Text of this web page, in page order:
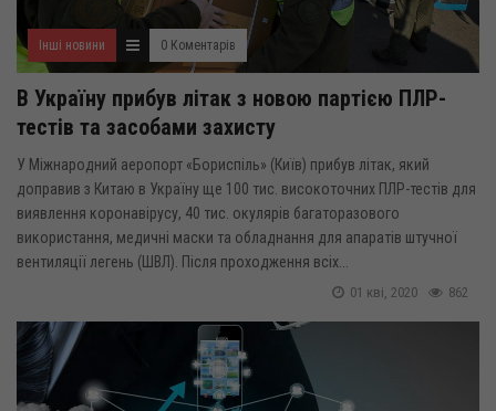
Інші новини 0 Коментарів
В Україну прибув літак з новою партією ПЛР-
тестів та засобами захисту
У Міжнародний аеропорт «Бориспіль» (Київ) прибув літак, який
доправив з Китаю в Україну ще 100 тис. високоточних ПЛР-тестів для
виявлення коронавірусу, 40 тис. окулярів багаторазового
використання, медичні маски та обладнання для апаратів штучної
вентиляції легень (ШВЛ). Після проходження всіх...
862
01 кві, 2020